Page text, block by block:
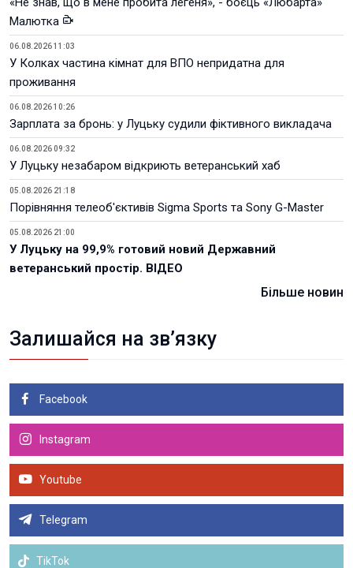
Малютка
06.08.2026 11:03
У Колках частина кімнат для ВПО непридатна для
проживання
06.08.2026 10:26
Зарплата за бронь: у Луцьку судили фіктивного викладача
06.08.2026 09:32
У Луцьку незабаром відкриють ветеранський хаб
05.08.2026 21:18
Порівняння телеоб'єктивів Sigma Sports та Sony G-Master
05.08.2026 21:00
У Луцьку на 99,9% готовий новий Державний
ветеранський простір. ВІДЕО
Більше новин
Залишайся на зв’язку
Facebook
Instagram
Youtube
Telegram
TikTok